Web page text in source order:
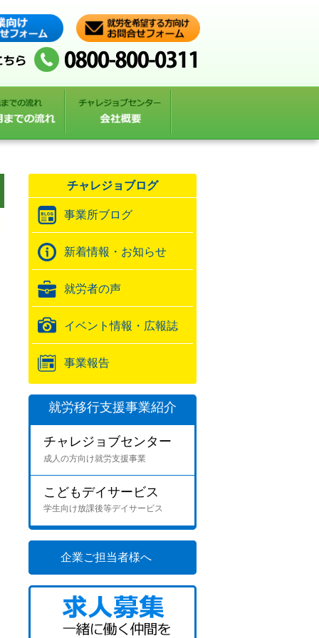
チャレジョブログ
事業所ブログ
新着情報・お知らせ
就労者の声
イベント情報・広報誌
事業報告
就労移行支援事業紹介
チャレジョブセンター
成人の方向け就労支援事業
こどもデイサービス
学生向け放課後等デイサービス
企業ご担当者様へ